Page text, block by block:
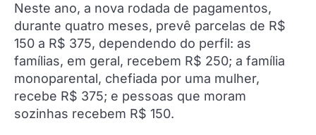
Neste ano, a nova rodada de pagamentos,
durante quatro meses, prevê parcelas de R$
150 a R$ 375, dependendo do perfil: as
famílias, em geral, recebem R$ 250; a família
monoparental, chefiada por uma mulher,
recebe R$ 375; e pessoas que moram
sozinhas recebem R$ 150.